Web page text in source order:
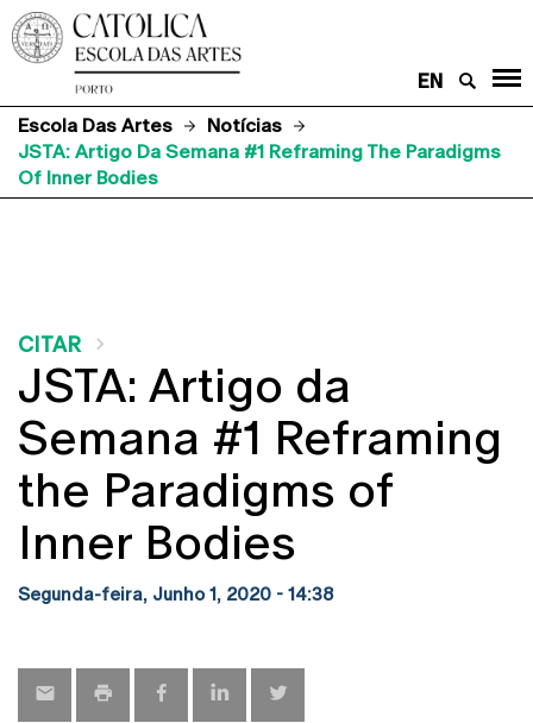
EN
Escola Das Artes
Notícias
JSTA: Artigo Da Semana #1 Reframing The Paradigms
Of Inner Bodies
CITAR
JSTA: Artigo da
Semana #1 Reframing
the Paradigms of
Inner Bodies
Segunda-feira, Junho 1, 2020 - 14:38